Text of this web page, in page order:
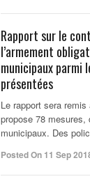
Rapport sur le
l’armement
municipaux parmi
présentées
Le rapport sera
propose 78 mesures,
municipaux. Des
Posted On 11 Sep